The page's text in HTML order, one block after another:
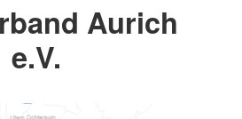
Aurich
e.V.